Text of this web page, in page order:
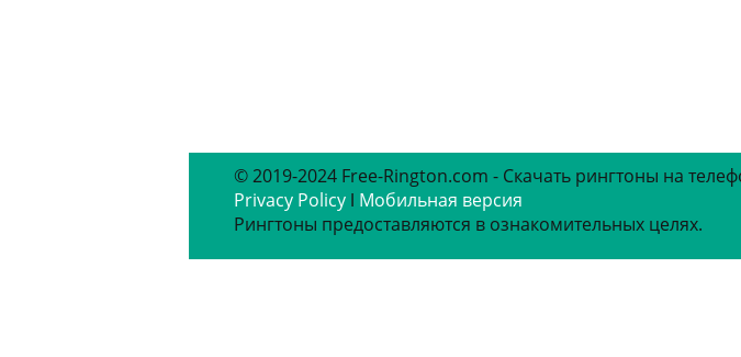
© 2019-2024 Free-Rington.com - Скачать рингтоны на
Privacy Policy ǀ Мобильная версия
Рингтоны предоставляются в ознакомительных целях.